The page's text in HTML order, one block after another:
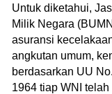
Untuk diketahui,
Milik Negara
asuransi
angkutan umum,
berdasarkan UU
1964 tiap WNI